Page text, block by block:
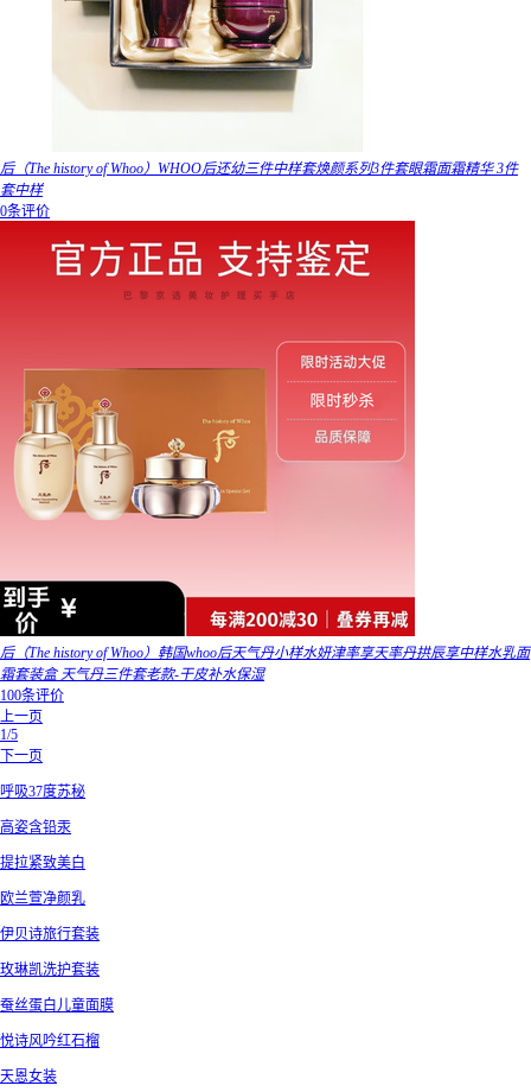
后（The history of Whoo）WHOO后还幼三件中样套焕颜系列3件套眼霜面霜精华 3件
套中样
0条评价
后（The history of Whoo）韩国whoo后天气丹小样水妍津率享天率丹拱辰享中样水乳面
霜套装盒 天气丹三件套老款-干皮补水保湿
100条评价
上一页
1/5
下一页
呼吸37度苏秘
高姿含铅汞
提拉紧致美白
欧兰萱净颜乳
伊贝诗旅行套装
玫琳凯洗护套装
蚕丝蛋白儿童面膜
悦诗风吟红石榴
天恩女装